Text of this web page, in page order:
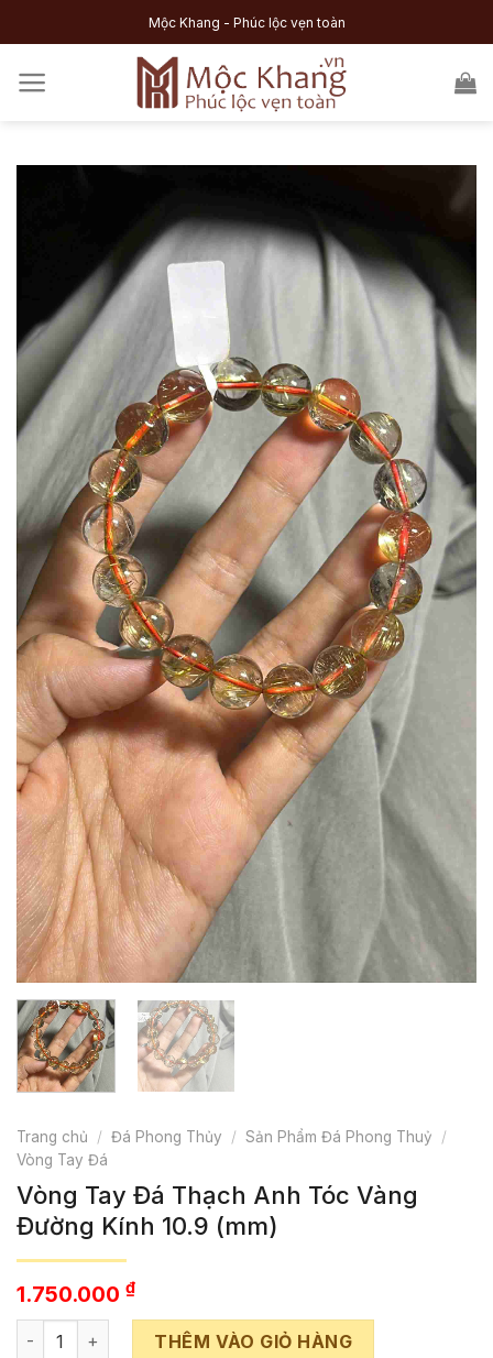
to
Mộc Khang - Phúc lộc vẹn toàn
Trang chủ / Đá Phong Thủy / Sản Phẩm Đá Phong Thuỷ
/
Vòng Tay Đá
Vòng Tay Đá Thạch Anh Tóc Vàng
Đường Kính 10.9 (mm)
1.750.000 ₫
Vòng Tay Đá Thạch Anh Tóc Vàng Đường Kính 10.9 (mm)
THÊM VÀO GIỎ HÀNG